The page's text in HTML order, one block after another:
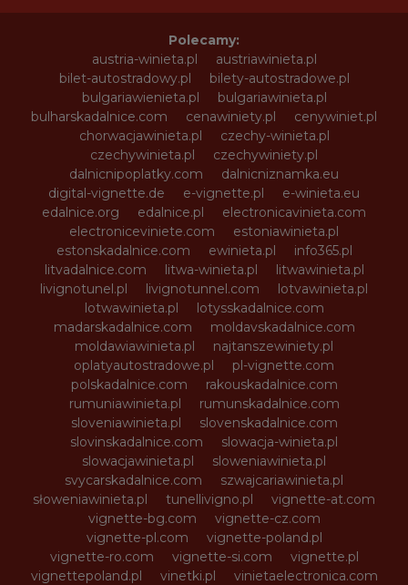
Polecamy:
austria-winieta.pl
austriawinieta.pl
bilet-autostradowy.pl
bilety-autostradowe.pl
bulgariawienieta.pl
bulgariawinieta.pl
bulharskadalnice.com
cenawiniety.pl
cenywiniet.pl
chorwacjawinieta.pl
czechy-winieta.pl
czechywinieta.pl
czechywiniety.pl
dalnicnipoplatky.com
dalnicniznamka.eu
digital-vignette.de
e-vignette.pl
e-winieta.eu
edalnice.org
edalnice.pl
electronicavinieta.com
electroniceviniete.com
estoniawinieta.pl
estonskadalnice.com
ewinieta.pl
info365.pl
litvadalnice.com
litwa-winieta.pl
litwawinieta.pl
livignotunel.pl
livignotunnel.com
lotvawinieta.pl
lotwawinieta.pl
lotysskadalnice.com
madarskadalnice.com
moldavskadalnice.com
moldawiawinieta.pl
najtanszewiniety.pl
oplatyautostradowe.pl
pl-vignette.com
polskadalnice.com
rakouskadalnice.com
rumuniawinieta.pl
rumunskadalnice.com
sloveniawinieta.pl
slovenskadalnice.com
slovinskadalnice.com
slowacja-winieta.pl
slowacjawinieta.pl
sloweniawinieta.pl
svycarskadalnice.com
szwajcariawinieta.pl
słoweniawinieta.pl
tunellivigno.pl
vignette-at.com
vignette-bg.com
vignette-cz.com
vignette-pl.com
vignette-poland.pl
vignette-ro.com
vignette-si.com
vignette.pl
vignettepoland.pl
vinetki.pl
vinietaelectronica.com